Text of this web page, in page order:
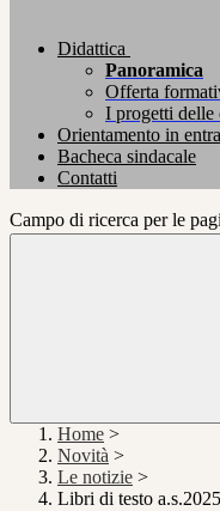
Didattica
Panoramica
Offerta
I progetti delle
Orientamento in
Bacheca sindacale
Contatti
Campo di ricerca per le
Home >
Novità >
Le notizie >
Libri di testo